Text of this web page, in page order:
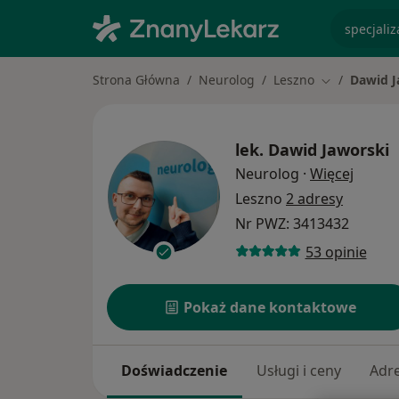
Strona Główna Neurolog Leszno ZmieńDawid
lek. Dawid Jaworski
Neurolog · Więcej
Leszno 2 adresy
Nr PWZ: 3413432
53 opinie
Pokaż dane kontaktowe
Doświadczenie Usługi i ceny